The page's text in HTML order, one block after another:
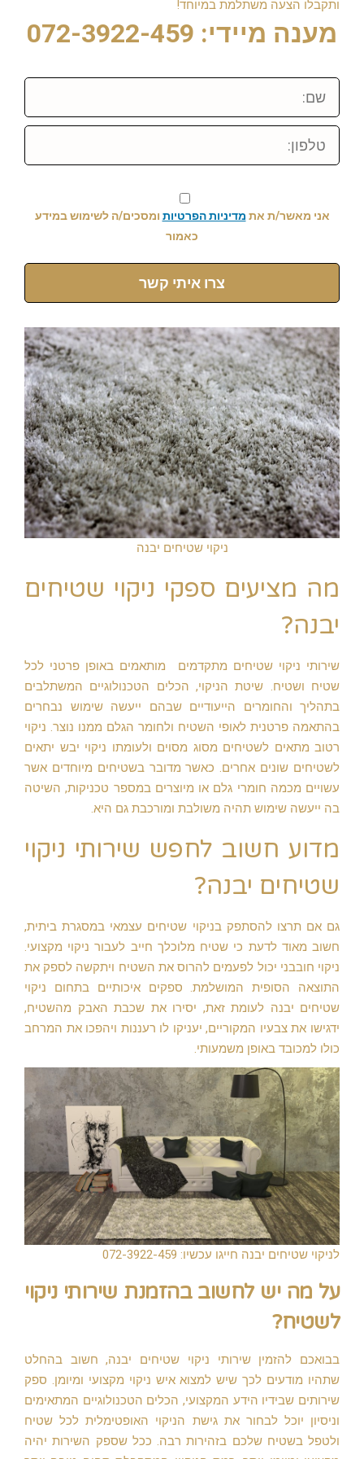
ותקבלו הצעה משתלמת במיוחד!
מענה מיידי: 072-3922-459
שם:
טלפון:
אני מאשר/ת את מדיניות הפרטיות ומסכים/ה לשימוש במידע
כאמור
צרו איתי קשר
ניקוי שטיחים יבנה
מה מציעים ספקי ניקוי שטיחים
יבנה?
שירותי ניקוי שטיחים מתקדמים מותאמים באופן פרטני לכל
שטיח ושטיח. שיטת הניקוי, הכלים הטכנולוגיים המשתלבים
בתהליך והחומרים הייעודיים שבהם ייעשה שימוש נבחרים
בהתאמה פרטנית לאופי השטיח ולחומר הגלם ממנו נוצר. ניקוי
רטוב מתאים לשטיחים מסוג מסוים ולעומתו ניקוי יבש יתאים
לשטיחים שונים אחרים. כאשר מדובר בשטיחים מיוחדים אשר
עשויים מכמה חומרי גלם או מיוצרים במספר טכניקות, השיטה
בה ייעשה שימוש תהיה משולבת ומורכבת גם היא.
מדוע חשוב לחפש שירותי ניקוי
שטיחים יבנה?
גם אם תרצו להסתפק בניקוי שטיחים עצמאי במסגרת ביתית,
חשוב מאוד לדעת כי שטיח מלוכלך חייב לעבור ניקוי מקצועי.
ניקוי חובבני יכול לפעמים להרוס את השטיח ויתקשה לספק את
התוצאה הסופית המושלמת. ספקים איכותיים בתחום ניקוי
שטיחים יבנה לעומת זאת, יסירו את שכבת האבק מהשטיח,
ידגישו את צבעיו המקוריים, יעניקו לו רעננות ויהפכו את המרחב
כולו למכובד באופן משמעותי.
לניקוי שטיחים יבנה חייגו עכשיו: 072-3922-459
על מה יש לחשוב בהזמנת שירותי ניקוי
לשטיח?
בבואכם להזמין שירותי ניקוי שטיחים יבנה, חשוב בהחלט
שתהיו מודעים לכך שיש למצוא איש ניקוי מקצועי ומיומן. ספק
שירותים שבידיו הידע המקצועי, הכלים הטכנולוגיים המתאימים
וניסיון יוכל לבחור את גישת הניקוי האופטימלית לכל שטיח
ולטפל בשטיח שלכם בזהירות רבה. ככל שספק השירות יהיה